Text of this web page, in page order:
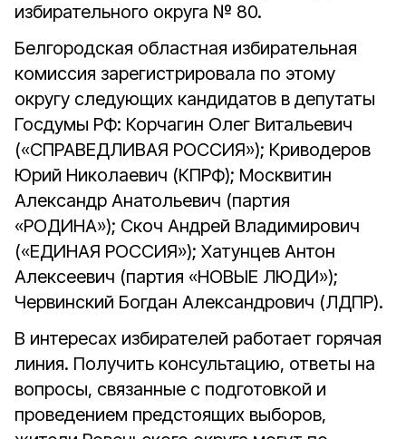
избирательного округа № 80.
Белгородская областная избирательная
комиссия зарегистрировала по этому
округу следующих кандидатов в депутаты
Госдумы РФ: Корчагин Олег Витальевич
(«СПРАВЕДЛИВАЯ РОССИЯ»); Криводеров
Юрий Николаевич (КПРФ); Москвитин
Александр Анатольевич (партия
«РОДИНА»); Скоч Андрей Владимирович
(«ЕДИНАЯ РОССИЯ»); Хатунцев Антон
Алексеевич (партия «НОВЫЕ ЛЮДИ»);
Червинский Богдан Александрович (ЛДПР).
В интересах избирателей работает горячая
линия. Получить консультацию, ответы на
вопросы, связанные с подготовкой и
проведением предстоящих выборов,